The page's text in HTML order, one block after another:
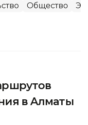
Общество
в Алматы